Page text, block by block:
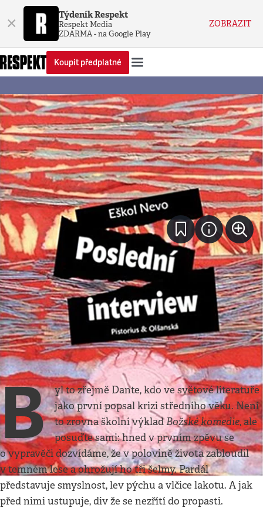
× Týdeník Respekt
Respekt Media
ZDARMA - na Google Play
ZOBRAZIT
Koupit předplatné
Kultura•10. 1. 2021
Jako šlachy masem
Román, který potvrzuje, že izraelskou literaturu
se vyplatí sledovat
Jan Němec
B
yl to zřejmě Dante, kdo ve světové literatuře
jako první popsal krizi středního věku. Není
to zrovna školní výkladBožské komedie, ale
posuďte sami: hned v prvním zpěvu se
o vypravěči dozvídáme, že v polovině života zabloudil
v temném lese a ohrožují ho tři šelmy. Pardál
představuje smyslnost, lev pýchu a vlčice lakotu. A jak
před nimi ustupuje, div že se nezřítí do propasti.